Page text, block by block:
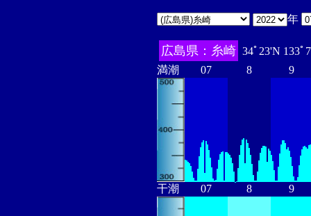
年
広島県：糸崎 34ﾟ23'N 133ﾟ
満潮
07 8 9
干潮 07 8 9